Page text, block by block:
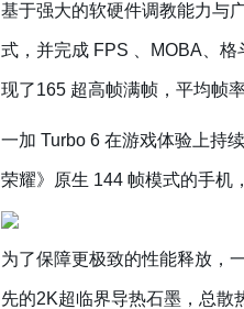
基于强大的软硬件调教能力与
式，并完成 FPS 、MOBA、
现了165 超高帧满帧，平均帧
一加 Turbo 6 在游戏体验上持
荣耀》原生 144 帧模式的手机
为了保障更极致的性能释放，
先的2K超临界导热石墨，总散